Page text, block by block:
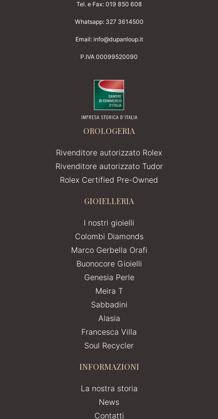
Tel. e Fax: 019 850 608
Whatsapp: 327 3614500
Email: info@dupanloup.it
P.IVA 00099520090
OROLOGERIA
Rivenditore autorizzato Rolex
Rivenditore autorizzato Tudor
Rolex Certified Pre-Owned
GIOIELLERIA
I nostri gioielli
Colombi Diamonds
Marco Gerbella Orafi
Buonocore Gioielli
Genesia Perle
Meira T
Sabbadini
Alasia
Francesca Villa
Soul Recycler
INFORMAZIONI
La nostra storia
News
Contatti